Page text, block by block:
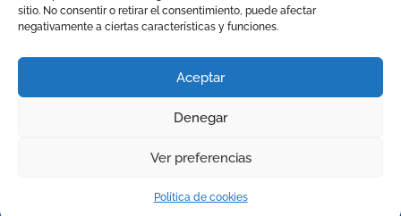
sitio. No consentir o retirar el consentimiento, puede afectar
negativamente a ciertas características y funciones.
Aceptar
Denegar
Ver preferencias
Política de cookies
Comercial para promover la solución de conflictos
cualquier otro mecanismo alternativo de solución de
reservados | Diseñado porJhonGuevara